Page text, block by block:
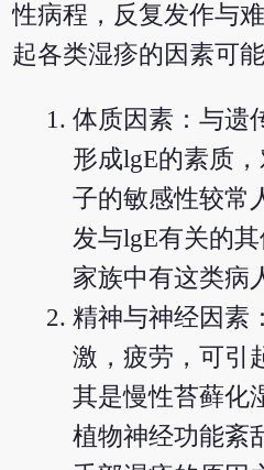
性病程，反复发作与
起各类湿疹的因素可
体质因素：与遗
形成lgE的素质
子的敏感性较常
发与lgE有关的
家族中有这类病
精神与神经因素
激，疲劳，可引
其是慢性苔藓化
植物神经功能紊